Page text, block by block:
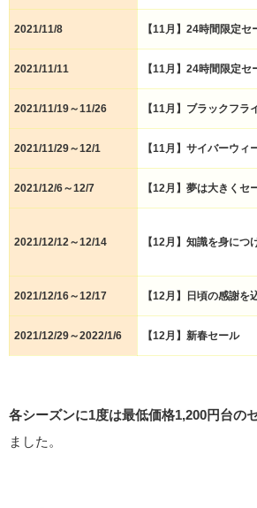
2021/11/8 【11月】24時間限定セ
2021/11/11 【11月】24時間限定セ
2021/11/19～11/26 【11月】ブラックフラ
2021/11/29～12/1 【11月】サイバーウィ
2021/12/6～12/7 【12月】夢は大きくセ
2021/12/12～12/14 【12月】知識を身に
2021/12/16～12/17 【12月】日頃の感謝を
2021/12/29～2022/1/6 【12月】新春セール
各シーズンに1度は最低価格1,200円台の
ました。